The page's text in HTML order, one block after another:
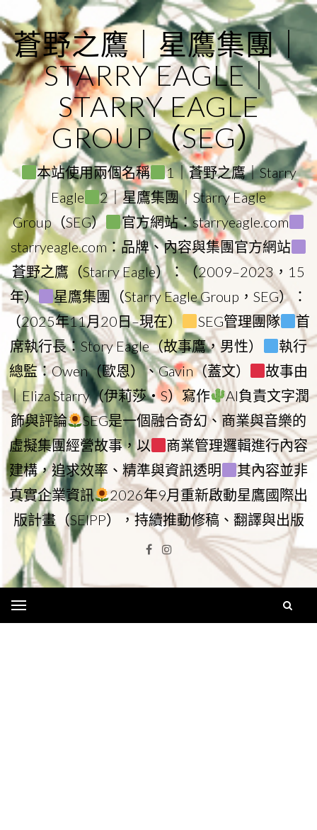
to
content
蒼野之鷹｜星鷹集團｜
STARRY EAGLE｜
STARRY EAGLE
GROUP（SEG）
本站使用兩個名稱
1｜蒼野之鷹｜Starry
Eagle
2｜星鷹集團｜Starry Eagle
Group（SEG）
官方網站：starryeagle.com
starryeagle.com：品牌、內容與集團官方網站
蒼野之鷹（Starry Eagle）：（2009–2023，15
年）
星鷹集團（Starry Eagle Group，SEG）：
（2025年11月20日–現在）
SEG管理團隊
首
席執行長：Story Eagle（故事鷹，男性）
執行
總監：Owen（歐恩）、Gavin（蓋文）
故事由
｜Eliza Starry（伊莉莎・S）寫作
AI負責文字潤
飾與評論
SEG是一個融合奇幻、商業與音樂的
虛擬集團經營故事，以
商業管理邏輯進行內容
建構，追求效率、精準與資訊透明
其內容並非
真實企業資訊
2026年9月重新啟動星鷹國際出
版計畫（SEIPP），持續推動修稿、翻譯與出版
Facebook
Instagram